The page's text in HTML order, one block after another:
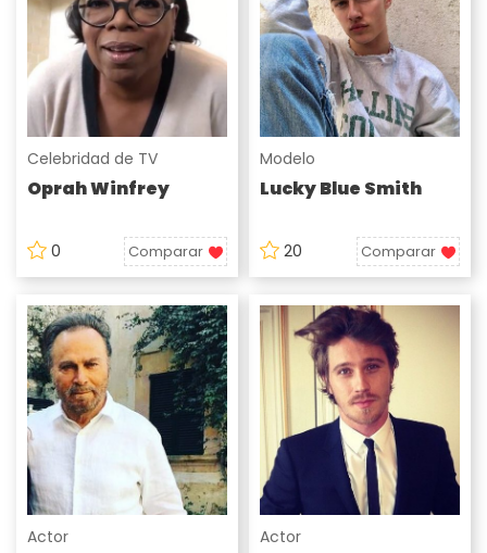
Celebridad de TV
Oprah Winfrey
0 Comparar
Modelo
Lucky Blue Smith
20 Comparar
Actor Actor